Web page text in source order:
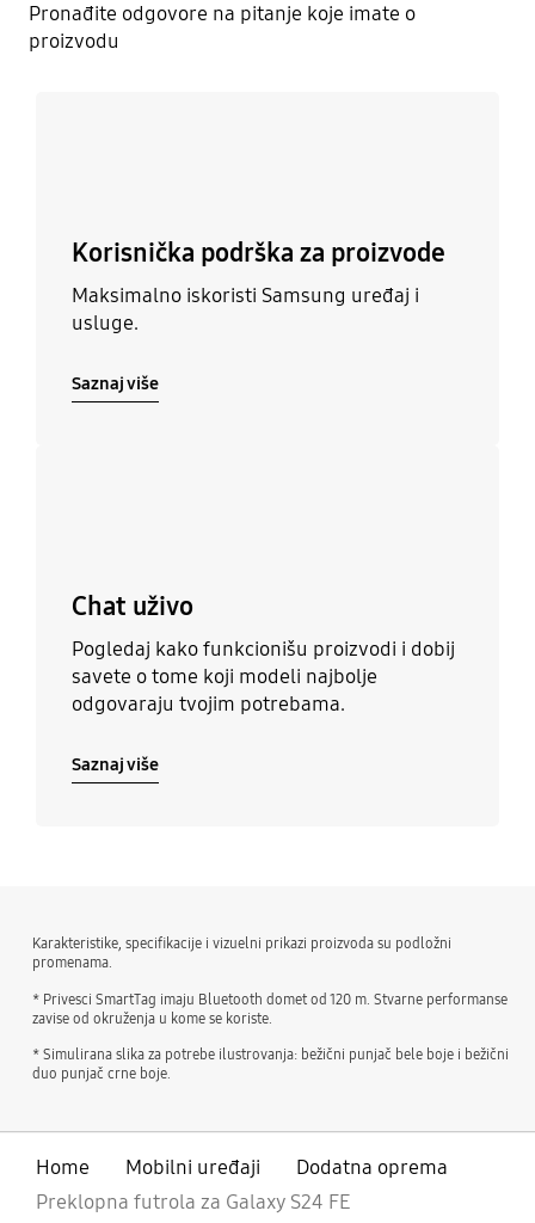
Pronađite odgovore na pitanje koje imate o
proizvodu
Korisnička podrška za proizvode
Maksimalno iskoristi Samsung uređaj i
usluge.
Saznaj više
Chat uživo
Pogledaj kako funkcionišu proizvodi i dobij
savete o tome koji modeli najbolje
odgovaraju tvojim potrebama.
Saznaj više
Karakteristike, specifikacije i vizuelni prikazi proizvoda su podložni
promenama.
* Privesci SmartTag imaju Bluetooth domet od 120 m. Stvarne performanse
zavise od okruženja u kome se koriste.
* Simulirana slika za potrebe ilustrovanja: bežični punjač bele boje i bežični
duo punjač crne boje.
Home Mobilni uređaji
Dodatna oprema
Preklopna futrola za Galaxy S24 FE